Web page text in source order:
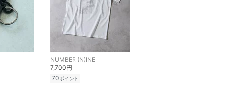
NUMBER (N)INE
7,700円
70ポイント